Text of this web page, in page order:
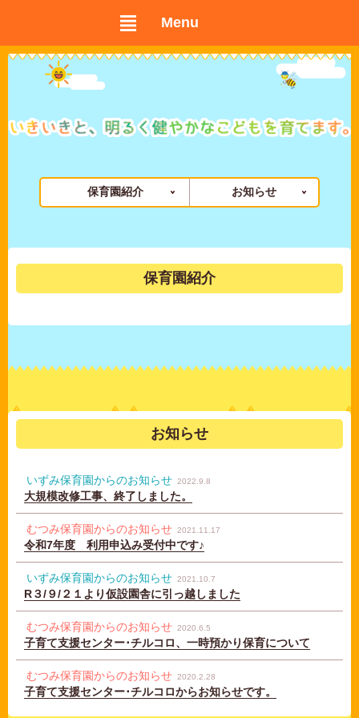
Menu
保育園紹介 お知らせ
保育園紹介
お知らせ
いずみ保育園からのお知らせ 2022.9.8
大規模改修工事、終了しました。
むつみ保育園からのお知らせ 2021.11.17
令和7年度 利用申込み受付中です♪
いずみ保育園からのお知らせ 2021.10.7
R３/９/２１より仮設園舎に引っ越しました
むつみ保育園からのお知らせ 2020.6.5
子育て支援センター･チルコロ、一時預かり保育について
むつみ保育園からのお知らせ 2020.2.28
子育て支援センター･チルコロからお知らせです。